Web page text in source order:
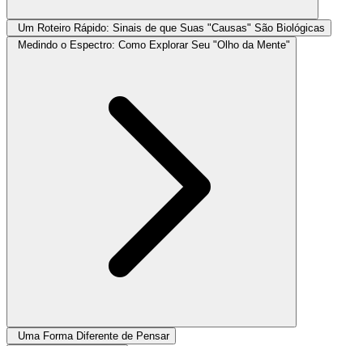
Um Roteiro Rápido: Sinais de que Suas "Causas" São Biológicas
Medindo o Espectro: Como Explorar Seu "Olho da Mente"
Uma Forma Diferente de Pensar